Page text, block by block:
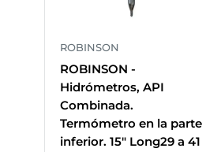
ROBINSON
ROBINSON -
Hidrómetros, API
Combinada.
Termómetro en la parte
inferior. 15" Long29 a 41